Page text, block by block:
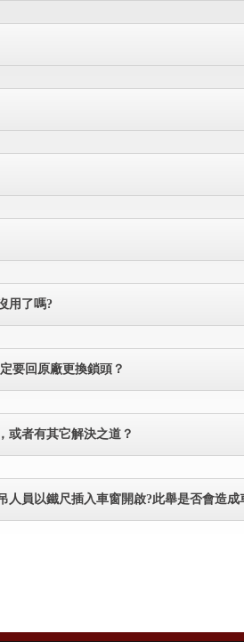
用了嗎?
要回原廠更換鎖頭？
或者有其它解決之道？
員以鐵尺插入車窗開啟?此舉是否會造成